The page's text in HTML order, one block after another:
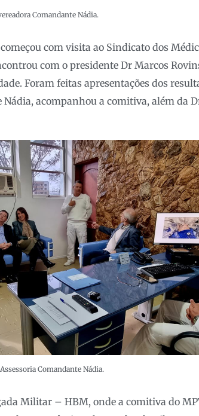
Comandante Nádia.
com visita ao Sindicato dos
com o presidente Dr Marcos
Foram feitas apresentações dos
Nádia, acompanhou a comitiva, além da
Comandante Nádia.
Militar – HBM, onde a comitiva do